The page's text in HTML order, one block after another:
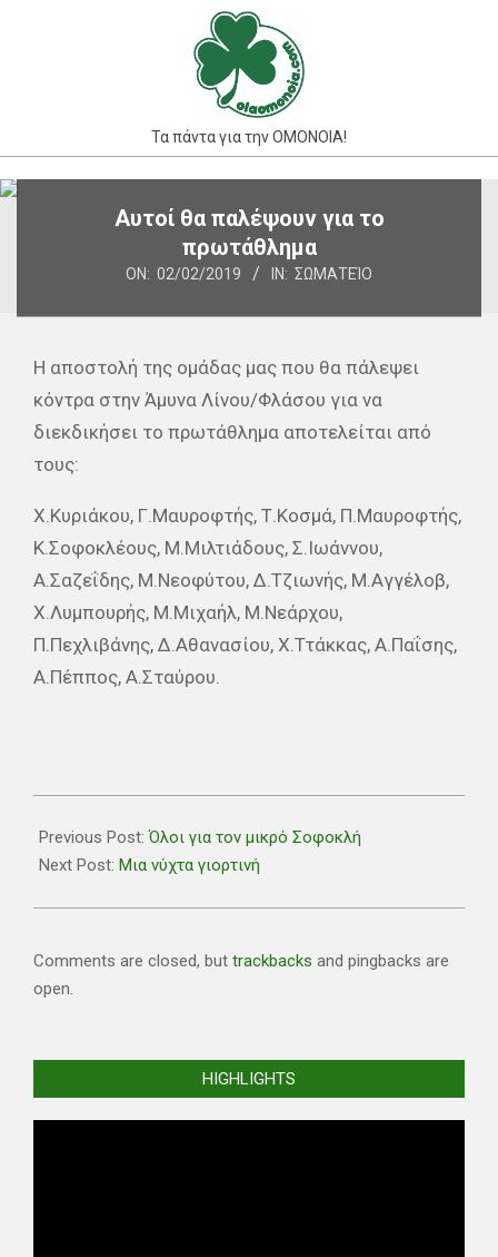
Τα πάντα για την ΟΜΟΝΟΙΑ!
Primary
Αυτοί θα παλέψουν για το
πρωτάθλημα
ON: 02/02/2019 IN: ΣΩΜΑΤΕΊΟ
Η αποστολή της ομάδας μας που θα πάλεψει
κόντρα στην Άμυνα Λίνου/Φλάσου για να
διεκδικήσει το πρωτάθλημα αποτελείται από
τους:
Χ.Κυριάκου, Γ.Μαυροφτής, Τ.Κοσμά, Π.Μαυροφτής,
Κ.Σοφοκλέους, Μ.Μιλτιάδους, Σ.Ιωάννου,
Α.Σαζεΐδης, Μ.Νεοφύτου, Δ.Τζιωνής, Μ.Αγγέλοβ,
Χ.Λυμπουρής, Μ.Μιχαήλ, Μ.Νεάρχου,
Π.Πεχλιβάνης, Δ.Αθανασίου, Χ.Ττάκκας, Α.Παΐσης,
Α.Πέππος, Α.Σταύρου.
02-
02
Previous Post:Όλοι για τον μικρό Σοφοκλή
Next Post: Μια νύχτα γιορτινή
Comments are closed, but trackbacks and pingbacks are
open.
HIGHLIGHTS